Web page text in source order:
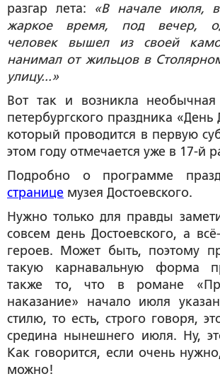
разгар лета: «В начале июля,
жаркое время, под вечер,
человек вышел из своей
нанимал от жильцов в
улицу...»
Вот так и возникла необычная
петербургского праздника «День
который проводится в первую
этом году отмечается уже в 17-й
Подробно о программе
странице музея Достоевского.
Нужно только для правды
совсем день Достоевского, а
героев. Может быть, поэтому
такую карнавальную форма
также то, что в романе
наказание» начало июля
стилю, то есть, строго говоря,
средина нынешнего июля. Ну,
Как говорится, если очень
можно!